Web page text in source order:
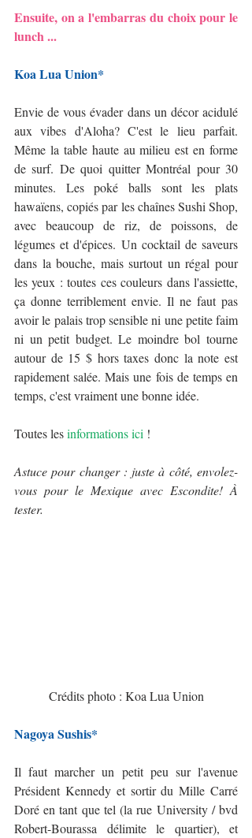
Ensuite, on a l'embarras du choix pour le
lunch ...
Koa Lua Union*
Envie de vous évader dans un décor acidulé
aux vibes d'Aloha? C'est le lieu parfait.
Même la table haute au milieu est en forme
de surf. De quoi quitter Montréal pour 30
minutes. Les poké balls sont les plats
hawaïens, copiés par les chaînes Sushi Shop,
avec beaucoup de riz, de poissons, de
légumes et d'épices. Un cocktail de saveurs
dans la bouche, mais surtout un régal pour
les yeux : toutes ces couleurs dans l'assiette,
ça donne terriblement envie. Il ne faut pas
avoir le palais trop sensible ni une petite faim
ni un petit budget. Le moindre bol tourne
autour de 15 $ hors taxes donc la note est
rapidement salée. Mais une fois de temps en
temps, c'est vraiment une bonne idée.
Toutes les informations ici !
Astuce pour changer : juste à côté, envolez-
vous pour le Mexique avec Escondite! À
tester.
Crédits photo : Koa Lua Union
Nagoya Sushis*
Il faut marcher un petit peu sur l'avenue
Président Kennedy et sortir du Mille Carré
Doré en tant que tel (la rue University / bvd
Robert-Bourassa délimite le quartier), et